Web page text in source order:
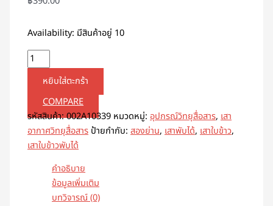
Availability: มีสินค้าอยู่ 10
หยิบใส่ตะกร้า
COMPARE
รหัสสินค้า:002A10339 หมวดหมู่:อุปกรณ์วิทยุสื่อสาร,เสา
อากาศวิทยุสื่อสาร ป้ายกำกับ:สองย่าน,เสาพับได้,เสาใบข้าว,
เสาใบข้าวพับได้
คำอธิบาย
ข้อมูลเพิ่มเติม
บทวิจารณ์ (0)